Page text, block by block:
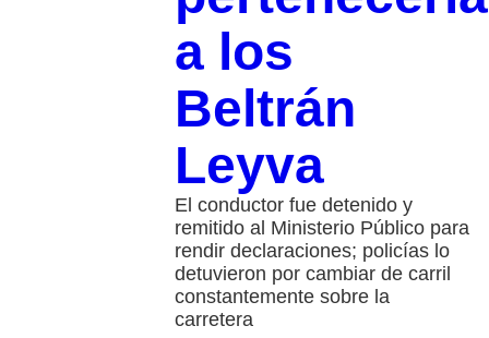
a los
Beltrán
Leyva
El conductor fue detenido y
remitido al Ministerio Público para
rendir declaraciones; policías lo
detuvieron por cambiar de carril
constantemente sobre la
carretera